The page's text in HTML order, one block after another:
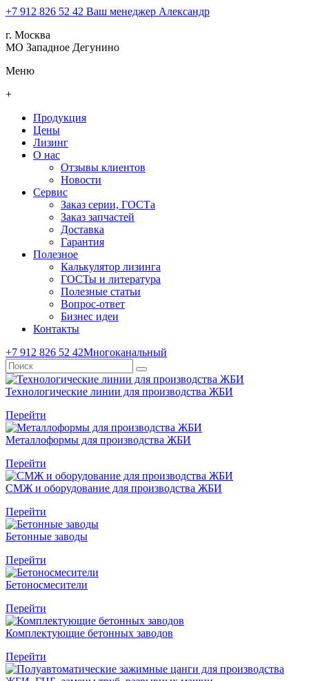
+7 912 826 52 42 Ваш менеджер Александр
г. Москва
МО Западное Дегунино
Меню
+
Продукция
Цены
Лизинг
О нас
Отзывы клиентов
Новости
Сервис
Заказ серии, ГОСТа
Заказ запчастей
Доставка
Гарантия
Полезное
Калькулятор лизинга
ГОСТы и литература
Полезные статьи
Вопрос-ответ
Бизнес идеи
Контакты
+7 912 826 52 42Многоканальный
Технологические линии для производства ЖБИ
Перейти
Металлоформы для производства ЖБИ
Перейти
СМЖ и оборудование для производства ЖБИ
Перейти
Бетонные заводы
Перейти
Бетоносмесители
Перейти
Комплектующие бетонных заводов
Перейти